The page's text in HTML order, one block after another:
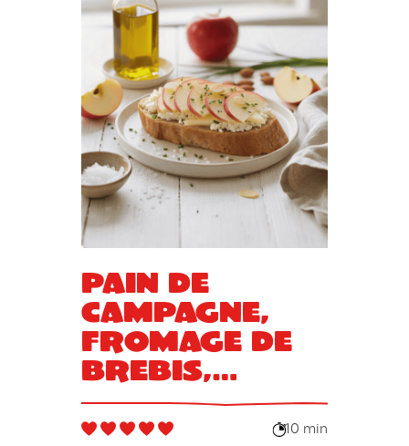
Pain de
campagne,
fromage de
brebis,
pommes et
amandes
10 min